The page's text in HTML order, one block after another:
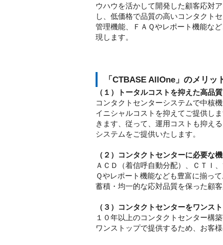
ウハウを活かして開発した顧客応対
し、低価格で品質の高いコンタクト
管理機能、ＦＡＱやレポート機能な
現します。
「CTBASE AllOne」のメリッ
（１）トータルコストを抑えた高品
コンタクトセンターシステムで中核
イニシャルコストを抑えてご提供し
きます、従って、運用コストも抑え
システムをご提供いたします。
（２）コンタクトセンターに必要な
ＡＣＤ（着信呼自動分配）、ＣＴＩ
Ｑやレポート機能なども豊富に揃っ
蓄積・均一的な応対品質を保った顧
（３）コンタクトセンターをワンス
１０年以上のコンタクトセンター構
ワンストップで提供するため、お客